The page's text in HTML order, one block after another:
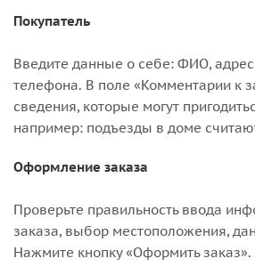
Покупатель
Введите данные о себе: ФИО,
телефона. В поле «Комментарии к
сведения, которые могут
например: подъезды в доме
Оформление заказа
Проверьте правильность ввода
заказа, выбор местоположения,
Нажмите кнопку «Оформить заказ».